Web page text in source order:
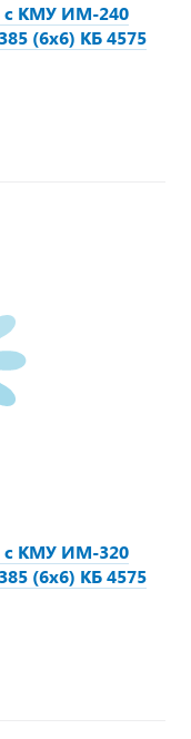
с КМУ ИМ-240
(6х6) КБ 4575
с КМУ ИМ-320
(6х6) КБ 4575